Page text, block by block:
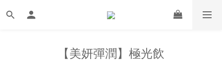
【美妍彈潤】極光飲